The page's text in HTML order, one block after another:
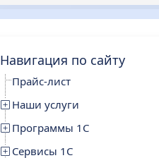
Навигация по сайту
Прайс-лист
Наши услуги
Программы 1С
Сервисы 1С